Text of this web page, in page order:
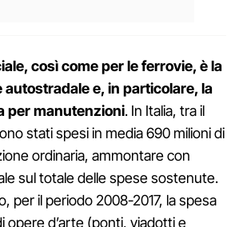
così come per le ferrovie, è la
autostradale e, in particolare, la
per manutenzioni. In Italia, tra il
stati spesi in media 690 milioni di
ordinaria, ammontare con
sul totale delle spese sostenute.
per il periodo 2008-2017, la spesa
opere d’arte (ponti, viadotti e